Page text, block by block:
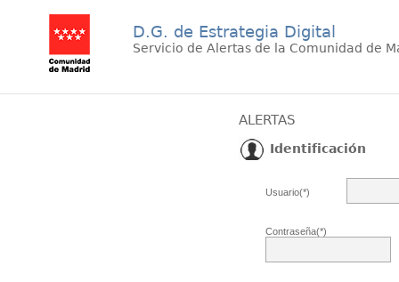
D.G. de Estrategia Digital
Servicio de Alertas de la Comunidad de
ALERTAS
Identificación
Usuario(*)
Contraseña(*)